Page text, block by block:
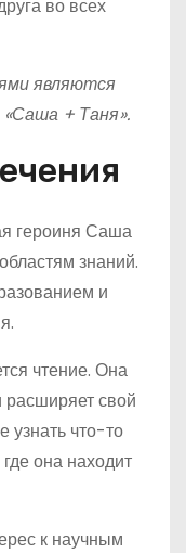
во всех
являются
+ Таня».
героиня Саша
знаний.
и
чтение. Она
расширяет свой
узнать что-то
она находит
к научным